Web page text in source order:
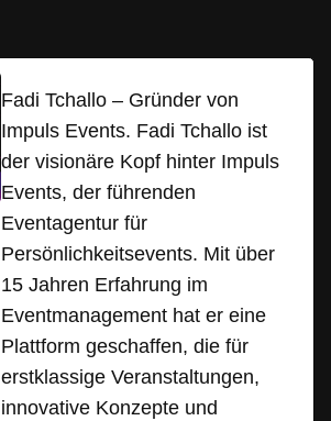
Fadi Tchallo – Gründer von
Impuls Events. Fadi Tchallo ist
der visionäre Kopf hinter Impuls
Events, der führenden
Eventagentur für
Persönlichkeitsevents. Mit über
15 Jahren Erfahrung im
Eventmanagement hat er eine
Plattform geschaffen, die für
erstklassige Veranstaltungen,
innovative Konzepte und